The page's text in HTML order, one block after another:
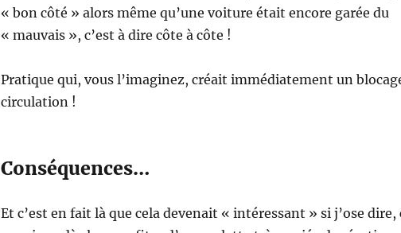
« bon côté » alors même qu’une voiture était encore garée du
« mauvais », c’est à dire côte à côte !
Pratique qui, vous l’imaginez, créait immédiatement un
circulation !
Conséquences…
Et c’est en fait là que cela devenait « intéressant » si j’ose dire,